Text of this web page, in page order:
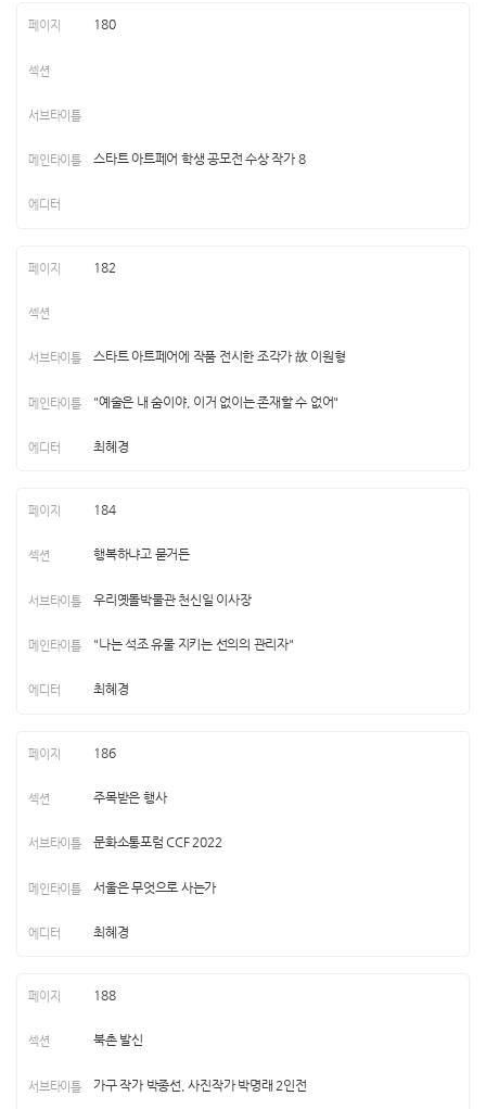
180
스타트 아트페어 학생 공모전 수상 작가 8
182
스타트 아트페어에 작품 전시한 조각가 故 이원형
"예술은 내 숨이야, 이거 없이는 존재할 수 없어"
최혜경
184
행복하냐고 묻거든
우리옛돌박물관 천신일 이사장
"나는 석조 유물 지키는 선의의 관리자"
최혜경
186
주목받은 행사
문화소통포럼 CCF 2022
서울은 무엇으로 사는가
최혜경
188
북촌 발신
가구 작가 박종선, 사진작가 박명래 2인전